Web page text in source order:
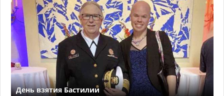
День взятия Бастилии